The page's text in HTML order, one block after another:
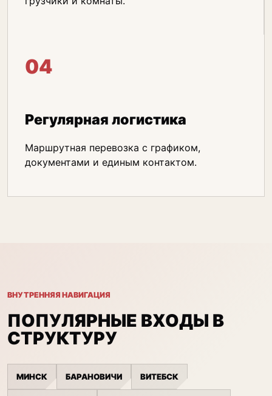
04
Регулярная логистика
Маршрутная перевозка с графиком,
документами и единым контактом.
ВНУТРЕННЯЯ НАВИГАЦИЯ
ПОПУЛЯРНЫЕ ВХОДЫ В
СТРУКТУРУ
МИНСК БАРАНОВИЧИ ВИТЕБСК